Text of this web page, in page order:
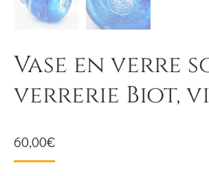
Vase en verre
verrerie Biot,
60,00€